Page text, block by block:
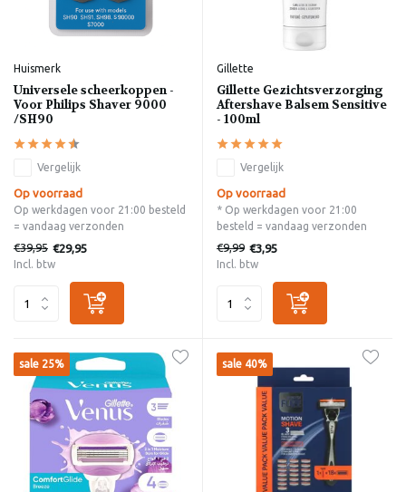
Huismerk
Universele scheerkoppen -
Voor Philips Shaver 9000
/SH90
Vergelijk
Op voorraad
Op werkdagen voor 21:00 besteld
= vandaag verzonden
€39,95 €29,95
Incl. btw
Gillette
Gillette Gezichtsverzorging
Aftershave Balsem Sensitive
- 100ml
Vergelijk
Op voorraad
* Op werkdagen voor 21:00
besteld = vandaag verzonden
€9,99 €3,95
Incl. btw
sale 25% sale 40%